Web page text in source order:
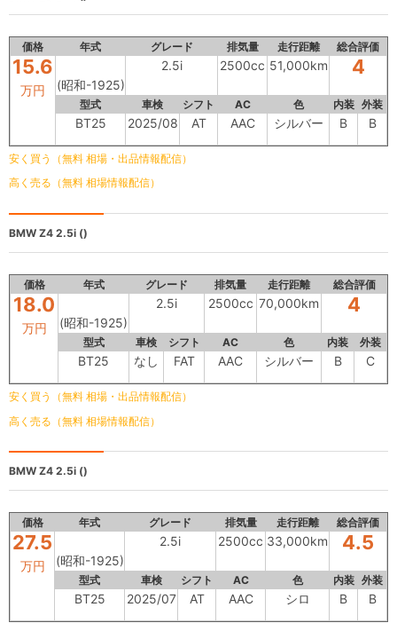
価格 年式 グレード 排気量 走行距離 総合評価
15.6
万円 (昭和-1925)
2.5i 2500cc 51,000km 4
型式 車検 シフト AC 色 内装 外装
BT25 2025/08 AT AAC シルバー B B
安く買う（無料 相場・出品情報配信）
高く売る（無料 相場情報配信）
BMW Z4 2.5i ()
価格 年式 グレード 排気量 走行距離 総合評価
18.0
万円 (昭和-1925)
2.5i 2500cc 70,000km 4
型式 車検 シフト AC 色 内装 外装
BT25 なし FAT AAC シルバー B C
安く買う（無料 相場・出品情報配信）
高く売る（無料 相場情報配信）
BMW Z4 2.5i ()
価格 年式 グレード 排気量 走行距離 総合評価
27.5
万円 (昭和-1925)
2.5i 2500cc 33,000km 4.5
型式 車検 シフト AC 色 内装 外装
BT25 2025/07 AT AAC シロ B B